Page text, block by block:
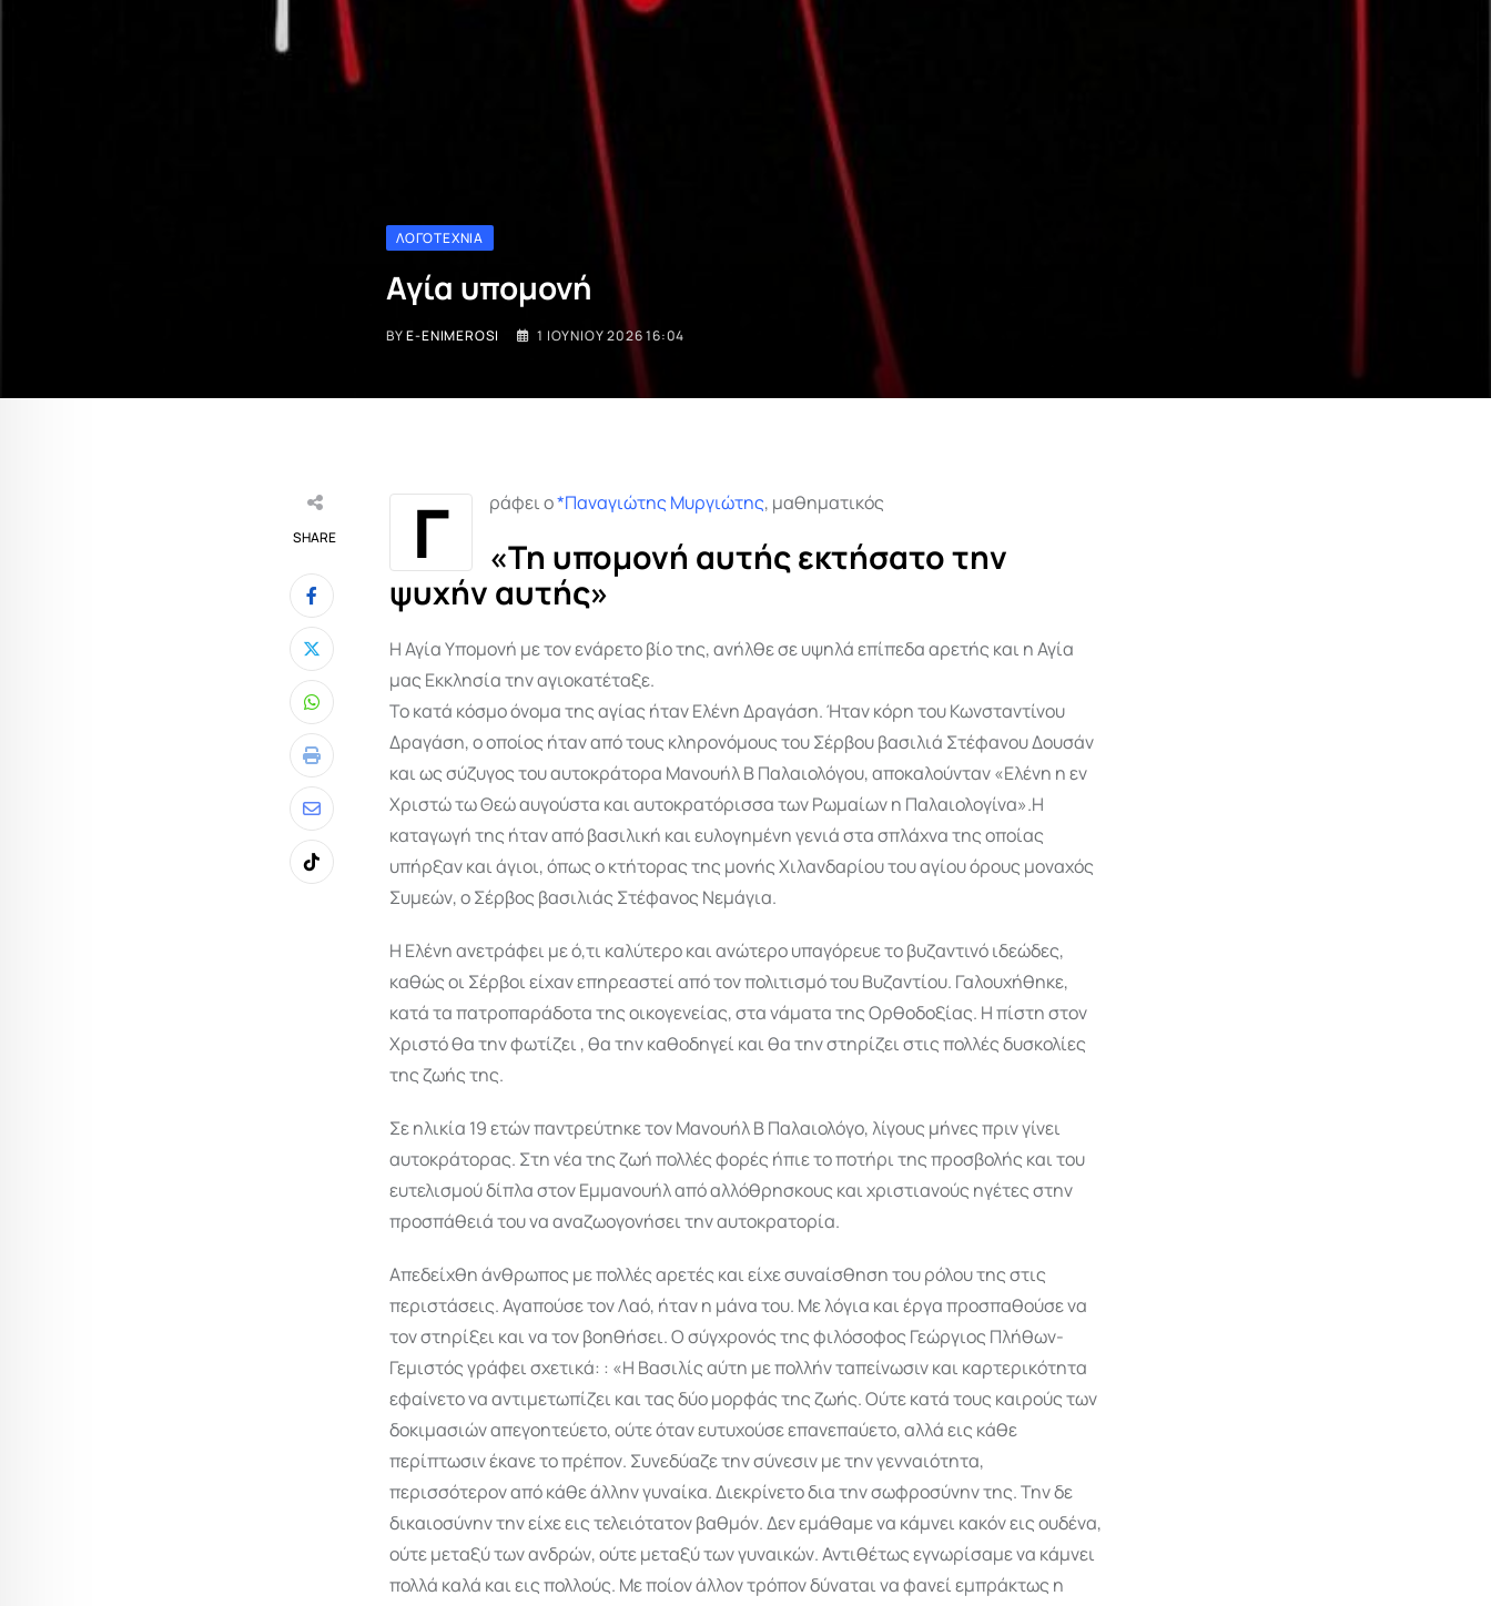
ΛΟΓΟΤΕΧΝΊΑ
Αγία υπομονή
BYE-ENIMEROSI 1 ΙΟΥΝΊΟΥ 2026 16:04
SHARE
Whatsapp
Print
Share
via
Email
Tiktok
Γ ράφει ο*Παναγιώτης Μυργιώτης, μαθηματικός
«Τη υπομονή αυτής εκτήσατο την
ψυχήν αυτής»
Η Αγία Υπομονή με τον ενάρετο βίο της, ανήλθε σε υψηλά επίπεδα αρετής και η Αγία
μας Εκκλησία την αγιοκατέταξε.
Το κατά κόσμο όνομα της αγίας ήταν Ελένη Δραγάση. Ήταν κόρη του Κωνσταντίνου
Δραγάση, ο οποίος ήταν από τους κληρονόμους του Σέρβου βασιλιά Στέφανου Δουσάν
και ως σύζυγος του αυτοκράτορα Μανουήλ Β Παλαιολόγου, αποκαλούνταν «Ελένη η εν
Χριστώ τω Θεώ αυγούστα και αυτοκρατόρισσα των Ρωμαίων η Παλαιολογίνα».Η
καταγωγή της ήταν από βασιλική και ευλογημένη γενιά στα σπλάχνα της οποίας
υπήρξαν και άγιοι, όπως ο κτήτορας της μονής Χιλανδαρίου του αγίου όρους μοναχός
Συμεών, ο Σέρβος βασιλιάς Στέφανος Νεμάγια.
Η Ελένη ανετράφει με ό,τι καλύτερο και ανώτερο υπαγόρευε το βυζαντινό ιδεώδες,
καθώς οι Σέρβοι είχαν επηρεαστεί από τον πολιτισμό του Βυζαντίου. Γαλουχήθηκε,
κατά τα πατροπαράδοτα της οικογενείας, στα νάματα της Ορθοδοξίας. Η πίστη στον
Χριστό θα την φωτίζει , θα την καθοδηγεί και θα την στηρίζει στις πολλές δυσκολίες
της ζωής της.
Σε ηλικία 19 ετών παντρεύτηκε τον Μανουήλ Β Παλαιολόγο, λίγους μήνες πριν γίνει
αυτοκράτορας. Στη νέα της ζωή πολλές φορές ήπιε το ποτήρι της προσβολής και του
ευτελισμού δίπλα στον Εμμανουήλ από αλλόθρησκους και χριστιανούς ηγέτες στην
προσπάθειά του να αναζωογονήσει την αυτοκρατορία.
Απεδείχθη άνθρωπος με πολλές αρετές και είχε συναίσθηση του ρόλου της στις
περιστάσεις. Αγαπούσε τον Λαό, ήταν η μάνα του. Με λόγια και έργα προσπαθούσε να
τον στηρίξει και να τον βοηθήσει. Ο σύγχρονός της φιλόσοφος Γεώργιος Πλήθων-
Γεμιστός γράφει σχετικά: : «Η Βασιλίς αύτη με πολλήν ταπείνωσιν και καρτερικότητα
εφαίνετο να αντιμετωπίζει και τας δύο μορφάς της ζωής. Ούτε κατά τους καιρούς των
δοκιμασιών απεγοητεύετο, ούτε όταν ευτυχούσε επανεπαύετο, αλλά εις κάθε
περίπτωσιν έκανε το πρέπον. Συνεδύαζε την σύνεσιν με την γενναιότητα,
περισσότερον από κάθε άλλην γυναίκα. Διεκρίνετο δια την σωφροσύνην της. Την δε
δικαιοσύνην την είχε εις τελειότατον βαθμόν. Δεν εμάθαμε να κάμνει κακόν εις ουδένα,
ούτε μεταξύ των ανδρών, ούτε μεταξύ των γυναικών. Αντιθέτως εγνωρίσαμε να κάμνει
πολλά καλά και εις πολλούς. Με ποίον άλλον τρόπον δύναται να φανεί εμπράκτως η